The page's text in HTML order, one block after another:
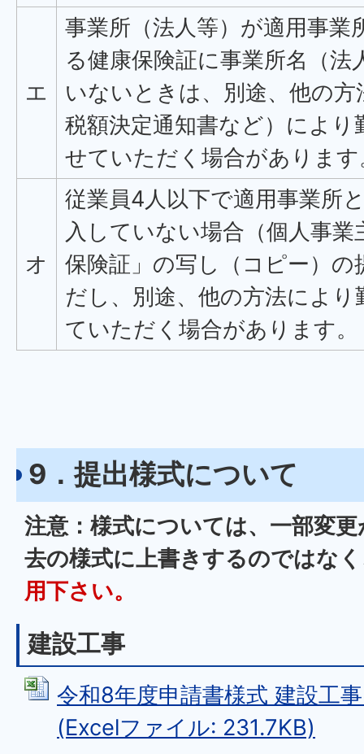
エ
事業所（法人等）が適用事業
る健康保険証に事業所名（法
いないときは、別途、他の方
税額決定通知書など）により
せていただく場合があります
オ
従業員4人以下で適用事業所
入していない場合（個人事
保険証」の写し（コピー）
だし、別途、他の方法によ
ていただく場合があります。
9．提出様式について
注意：様式については、一部変
去の様式に上書きするのではな
用下さい。
建設工事
令和8年度申請書様式 建設工
(Excelファイル: 231.7KB)